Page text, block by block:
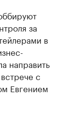
за
в
направить
с
Евгением